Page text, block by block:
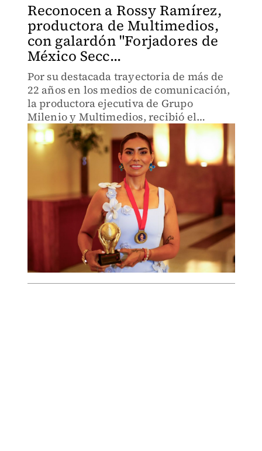
Reconocen a Rossy Ramírez,
productora de Multimedios,
con galardón "Forjadores de
México Secc...
Por su destacada trayectoria de más de
22 años en los medios de comunicación,
la productora ejecutiva de Grupo
Milenio y Multimedios, recibió el
premio.